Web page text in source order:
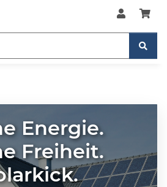
Energie.
Freiheit.